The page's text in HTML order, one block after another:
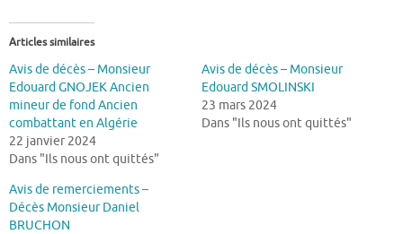
Articles similaires
Avis de décès – Monsieur
Edouard GNOJEK Ancien
mineur de fond Ancien
combattant en Algérie
22 janvier 2024
Dans "Ils nous ont quittés"
Avis de décès – Monsieur
Edouard SMOLINSKI
23 mars 2024
Dans "Ils nous ont quittés"
Avis de remerciements –
Décès Monsieur Daniel
BRUCHON